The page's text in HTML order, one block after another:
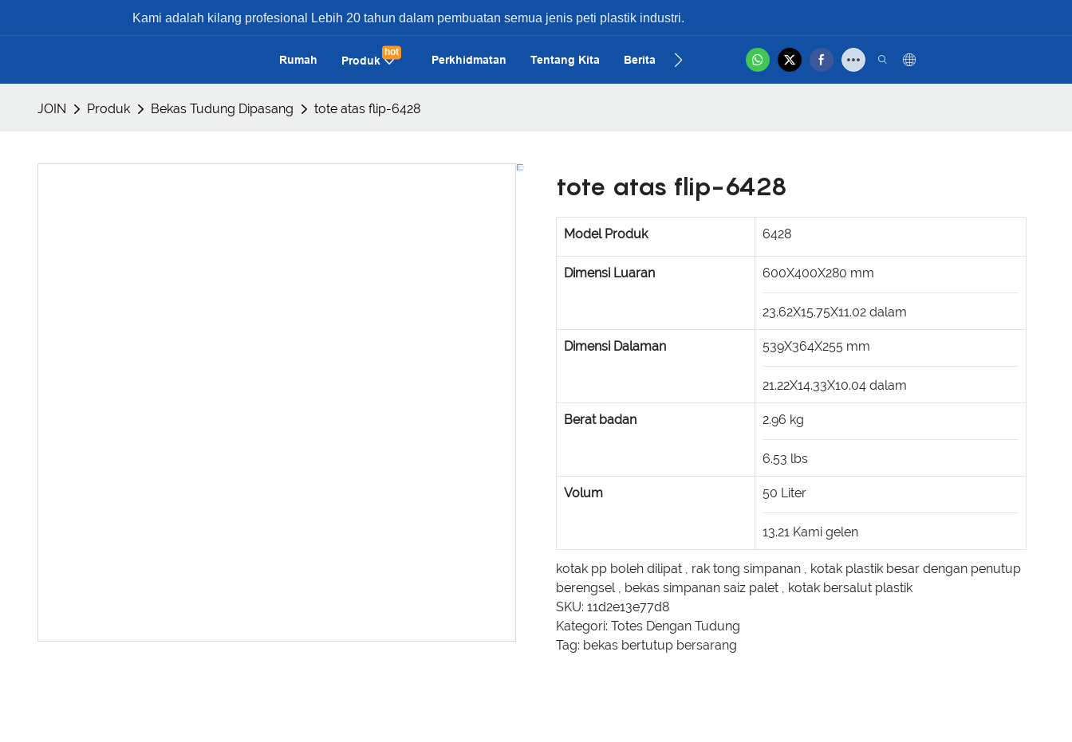
Kami adalah kilang profesional Lebih 20 tahun dalam pembuatan semua jenis peti plastik industri.
Rumah Produk
hot
Perkhidmatan Tentang Kita Berita Kes Hubungi Kami Video Produk
hot
JOIN Produk Bekas Tudung Dipasang tote atas flip-6428
tote atas flip-6428
Model Produk 6428
Dimensi Luaran 600X400X280 mm
23.62X15.75X11.02 dalam
Dimensi Dalaman 539X364X255 mm
21.22X14.33X10.04 dalam
Berat badan 2.96 kg
6.53 lbs
Volum 50 Liter
13.21 Kami gelen
kotak pp boleh dilipat , rak tong simpanan , kotak plastik besar dengan penutup
berengsel , bekas simpanan saiz palet , kotak bersalut plastik
SKU: 11d2e13e77d8
Kategori: Totes Dengan Tudung
Tag: bekas bertutup bersarang